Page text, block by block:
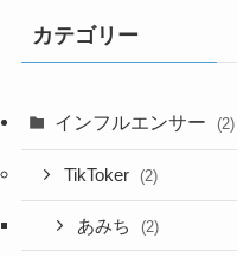
カテゴリー
インフルエンサー (2)
TikToker (2)
あみち (2)